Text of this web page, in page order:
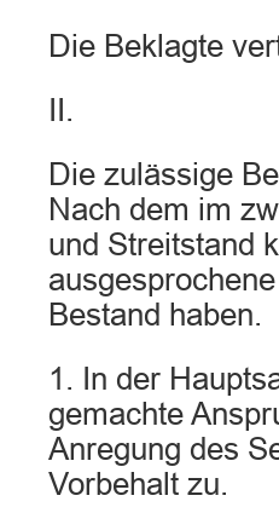
Die Beklagte
II.
Die zulässige
Nach dem im
und Streitstand
Bestand haben.
1. In der
gemachte
Anregung des
Vorbehalt zu.